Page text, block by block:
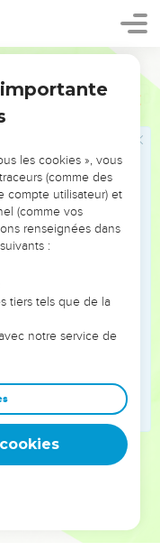
!
VOUS ÉVITER LES
les doutes, les erreurs
alors même que ce
et responsables
afin que leurs erreurs
un ministère, une
expérience est faite
les cookies », vous
(comme des
compte utilisateur) et
(comme vos
renseignées dans
:
tiers tels que de la
notre service de